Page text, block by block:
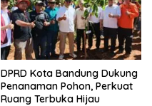
DPRD Kota Bandung Dukung
Penanaman Pohon, Perkuat
Ruang Terbuka Hijau